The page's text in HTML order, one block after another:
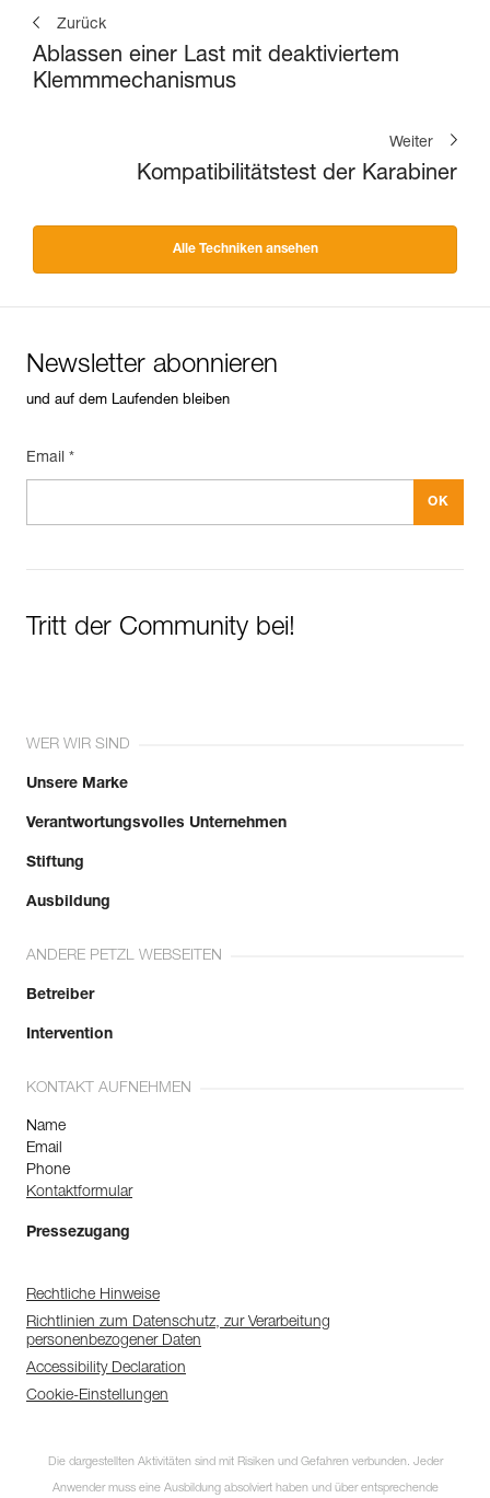
Zurück
Ablassen einer Last mit deaktiviertem
Klemmmechanismus
Weiter
Kompatibilitätstest der Karabiner
Alle Techniken ansehen
Newsletter abonnieren
und auf dem Laufenden bleiben
Email *
Tritt der Community bei!
WER WIR SIND
Unsere Marke
Verantwortungsvolles Unternehmen
Stiftung
Ausbildung
ANDERE PETZL WEBSEITEN
Betreiber
Intervention
KONTAKT AUFNEHMEN
Name
Email
Phone
Kontaktformular
Pressezugang
Rechtliche Hinweise
Richtlinien zum Datenschutz, zur Verarbeitung
personenbezogener Daten
Accessibility Declaration
Cookie-Einstellungen
Die dargestellten Aktivitäten sind mit Risiken und Gefahren verbunden. Jeder
Anwender muss eine Ausbildung absolviert haben und über entsprechende